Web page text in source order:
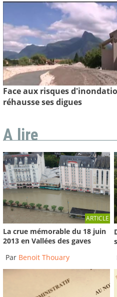
Face aux risques
réhausse ses digues
A lire
ARTICLE
La crue mémorable du 18 juin
2013 en Vallées des gaves
Par Benoit Thouary